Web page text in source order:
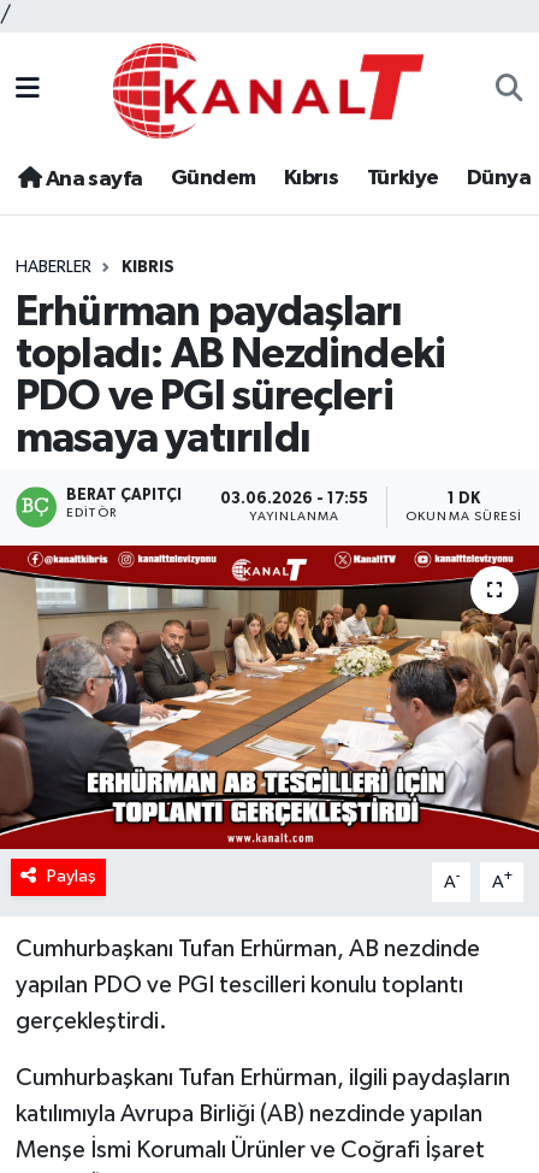
/
Ana sayfa Gündem Kıbrıs Türkiye Dünya
HABERLER KIBRIS
Erhürman paydaşları
topladı: AB Nezdindeki
PDO ve PGI süreçleri
masaya yatırıldı
BERAT ÇAPITÇI
EDITÖR
03.06.2026 - 17:55
YAYINLANMA
1 DK
OKUNMA SÜRESI
Paylaş A- A+
Cumhurbaşkanı Tufan Erhürman, AB nezdinde
yapılan PDO ve PGI tescilleri konulu toplantı
gerçekleştirdi.
Cumhurbaşkanı Tufan Erhürman, ilgili paydaşların
katılımıyla Avrupa Birliği (AB) nezdinde yapılan
Menşe İsmi Korumalı Ürünler ve Coğrafi İşaret